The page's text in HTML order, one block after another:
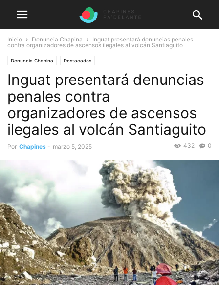
Inicio Denuncia Chapina
Inguat presentará denuncias penales
contra organizadores de ascensos ilegales al volcán Santiaguito
Denuncia Chapina Destacados
Inguat presentará denuncias
penales contra
organizadores de ascensos
ilegales al volcán Santiaguito
Por Chapines - marzo 5, 2025 0
432